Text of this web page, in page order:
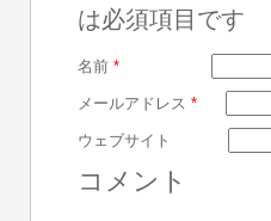
は必須項目です
名前 *
メールアドレス *
ウェブサイト
コメント